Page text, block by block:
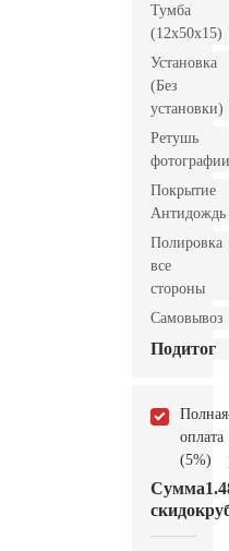
Тумба
(12x50x15)
Установка
(Без
установки)
Ретушь
фотографии
Покрытие
Антидождь
Полировка
все
стороны
Самовывоз
Подитог
Полная
оплата
(5%)
Сумма
скидок